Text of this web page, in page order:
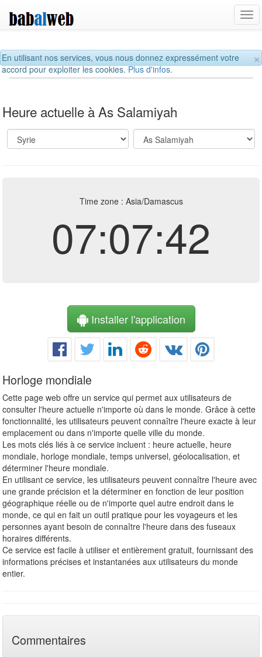
×
En utilisant nos services, vous nous donnez expressément votre
accord pour exploiter les cookies.Plus d'infos.
Heure actuelle à As Salamiyah
Time zone : Asia/Damascus
07:07:43
Installer l'application
Horloge mondiale
Cette page web offre un service qui permet aux utilisateurs de
consulter l'heure actuelle n'importe où dans le monde. Grâce à cette
fonctionnalité, les utilisateurs peuvent connaître l'heure exacte à leur
emplacement ou dans n'importe quelle ville du monde.
Les mots clés liés à ce service incluent : heure actuelle, heure
mondiale, horloge mondiale, temps universel, géolocalisation, et
déterminer l'heure mondiale.
En utilisant ce service, les utilisateurs peuvent connaître l'heure avec
une grande précision et la déterminer en fonction de leur position
géographique réelle ou de n'importe quel autre endroit dans le
monde, ce qui en fait un outil pratique pour les voyageurs et les
personnes ayant besoin de connaître l'heure dans des fuseaux
horaires différents.
Ce service est facile à utiliser et entièrement gratuit, fournissant des
informations précises et instantanées aux utilisateurs du monde
entier.
Commentaires